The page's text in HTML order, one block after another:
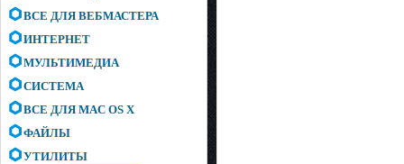
ВСЕ ДЛЯ ВЕБМАСТЕРА
ИНТЕРНЕТ
МУЛЬТИМЕДИА
СИСТЕМА
ВСЕ ДЛЯ MAC OS X
ФАЙЛЫ
УТИЛИТЫ